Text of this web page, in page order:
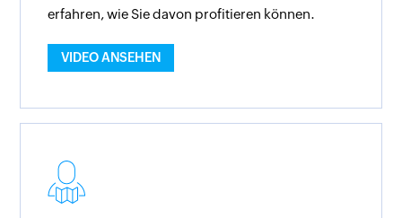
erfahren, wie Sie davon profitieren können.
VIDEO ANSEHEN